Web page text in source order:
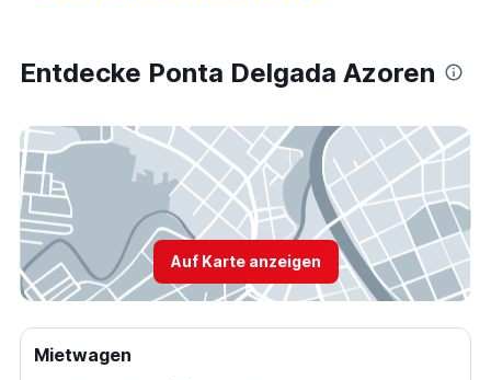
Entdecke Ponta Delgada Azoren
Auf Karte anzeigen
Mietwagen